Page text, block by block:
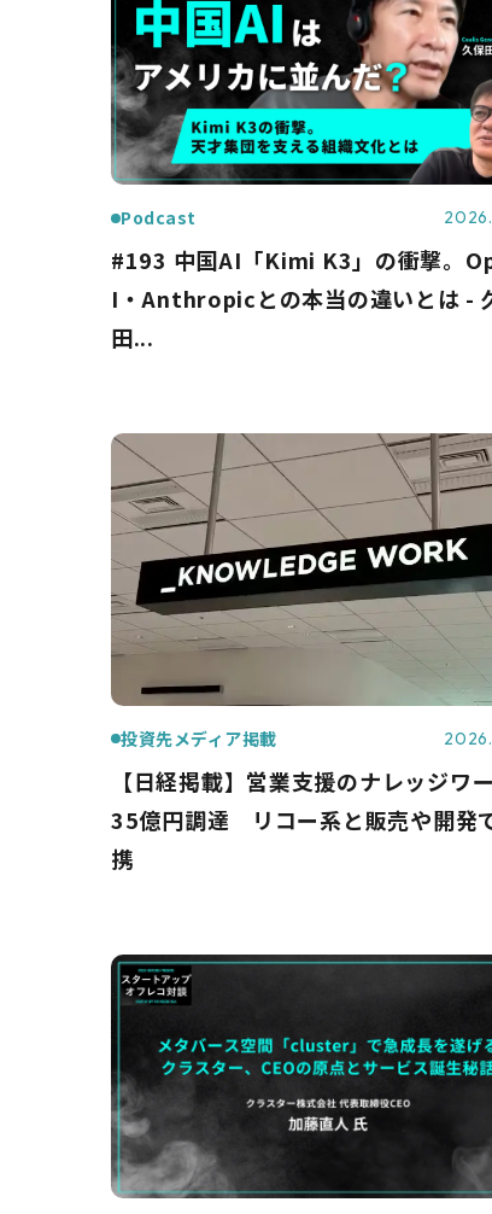
Podcast
#193 中国AI「Kimi K3」の衝撃。
I・Anthropicとの本当の違いとは -
田...
投資先メディア掲載
【日経掲載】営業支援のナレッジワー
35億円調達 リコー系と販売や開発
携